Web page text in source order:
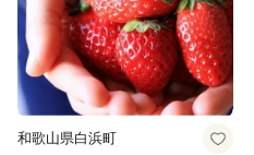
和歌山県白浜町